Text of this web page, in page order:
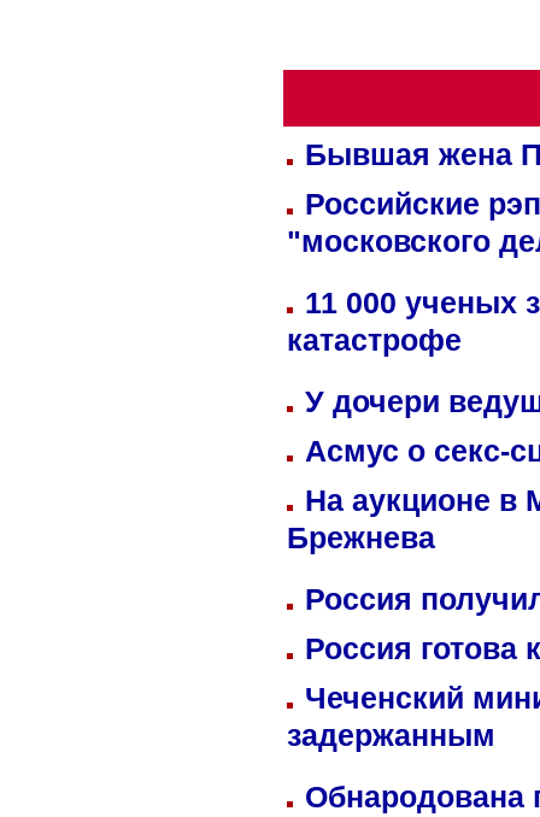
Бывшая жена
Российские
"московского
11 000 ученых
катастрофе
У дочери
Асмус о секс-
На аукционе в
Брежнева
Россия
Россия готова
Чеченский
задержанным
Обнародована